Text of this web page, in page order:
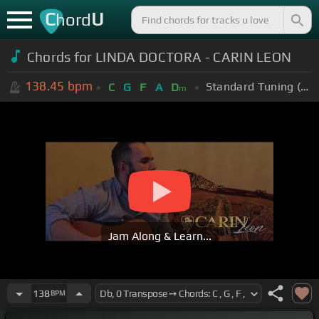
ChordU
Chords for LINDA DOCTORA - CARIN LEON
138.45 bpm C G F A Dm Standard Tuning (EADGBE)
Jam Along & Learn...
138BPM